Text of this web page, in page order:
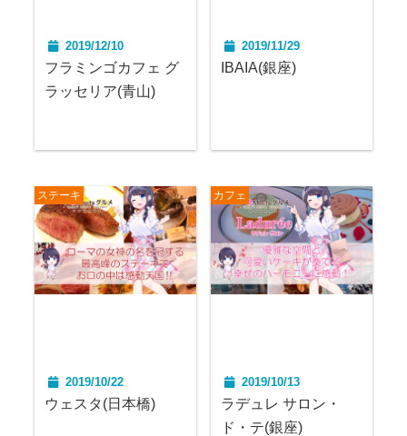
2019/12/10
フラミンゴカフェ グ
ラッセリア(青山)
2019/11/29
IBAIA(銀座)
ステーキ
2019/10/22
ウェスタ(日本橋)
カフェ
2019/10/13
ラデュレ サロン・
ド・テ(銀座)